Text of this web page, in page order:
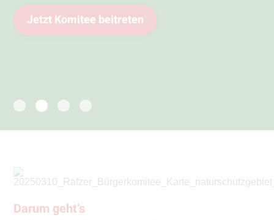
Jetzt Komitee beitreten
Jetzt Komitee beitreten
Darum geht’s